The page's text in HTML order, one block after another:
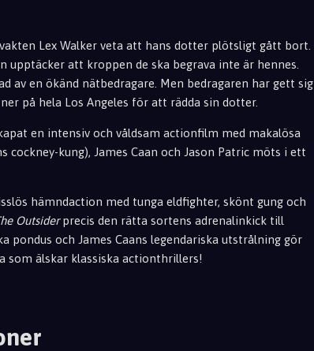
Lex Walker veta att hans dotter plötsligt gått bort.
att kroppen de ska begrava inte är hennes.
av en ökänd nätbedragare. Men bedragaren har gett sig
på hela Los Angeles för att rädda sin dotter.
en intensiv och våldsam actionfilm med makalösa
cockney-kung), James Caan och Jason Patric möts i ett
hämndaction med tunga eldfighter, skönt gung och
Outsiderprecis den rätta sortens adrenalinkick till
pondus och James Caans legendariska utstrålning gör
älskar klassiska actionthrillers!